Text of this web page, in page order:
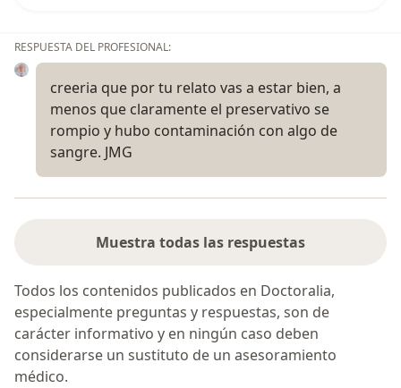
RESPUESTA DEL PROFESIONAL:
creeria que por tu relato vas a estar bien, a
menos que claramente el preservativo se
rompio y hubo contaminación con algo de
sangre. JMG
Muestra todas las respuestas
Todos los contenidos publicados en Doctoralia,
especialmente preguntas y respuestas, son de
carácter informativo y en ningún caso deben
considerarse un sustituto de un asesoramiento
médico.